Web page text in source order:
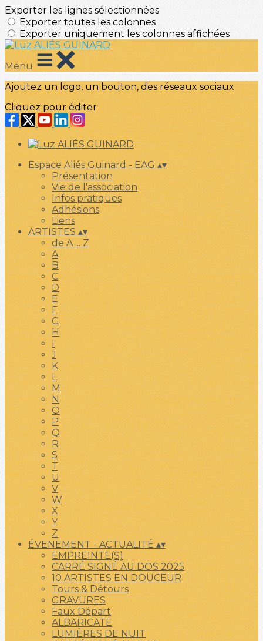
Exporter les lignes sélectionnées
Exporter toutes les colonnes
Exporter uniquement les colonnes affichées
Menu
Ajoutez un logo, un bouton, des réseaux sociaux
Cliquez pour éditer
Espace Aliés Guinard - EAG▴▾
Présentation
Vie de l'association
Infos pratiques
Adhésions
Liens
ARTISTES▴▾
de A ... Z
A
B
C
D
E
F
G
H
I
J
K
L
M
N
O
P
Q
R
S
T
U
V
W
X
Y
Z
ÉVENEMENT - ACTUALITÉ▴▾
EMPREINTE(S)
CARRÉ SIGNÉ AU DOS 2025
10 ARTISTES EN DOUCEUR
Tours & Détours
GRAVURES
Faux Départ
ALBARICATE
LUMIÈRES DE NUIT